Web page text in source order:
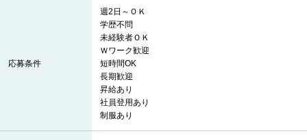
応募条件
週2日～ＯＫ
学歴不問
未経験者ＯＫ
Ｗワーク歓迎
短時間OK
長期歓迎
昇給あり
社員登用あり
制服あり